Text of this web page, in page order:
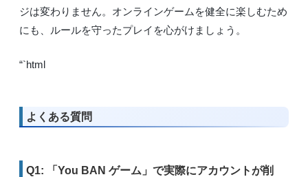
ジは変わりません。オンラインゲームを健全に楽しむため
にも、ルールを守ったプレイを心がけましょう。
“`html
よくある質問
Q1: 「You BAN ゲーム」で実際にアカウントが削